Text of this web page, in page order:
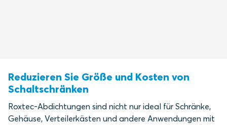
Reduzieren Sie Größe und Kosten von
Schaltschränken
Roxtec-Abdichtungen sind nicht nur ideal für Schränke,
Gehäuse, Verteilerkästen und andere Anwendungen mit